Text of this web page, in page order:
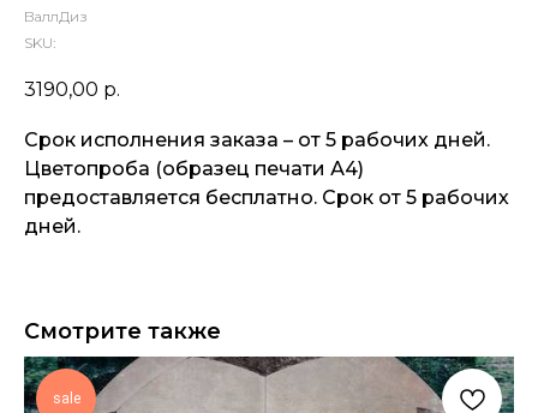
ВаллДиз
SKU:
3190,00 р.
Срок исполнения заказа – от 5 рабочих дней.
Цветопроба (образец печати А4)
предоставляется бесплатно. Срок от 5 рабочих
дней.
Смотрите также
sale